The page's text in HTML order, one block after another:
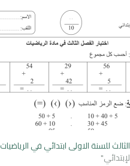
للسنة الاولى ابتدائي في الرياضيات